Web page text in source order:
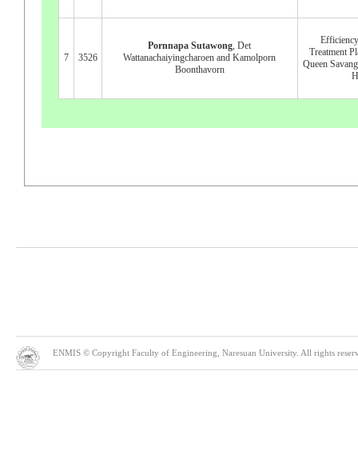
7 3526
Pornnapa Sutawong , Det
Wattanachaiyingcharoen and Kamolporn
Boonthavorn
Treatment
Queen
ENMIS © Copyright Faculty of Engineering, Naresuan University. All rights